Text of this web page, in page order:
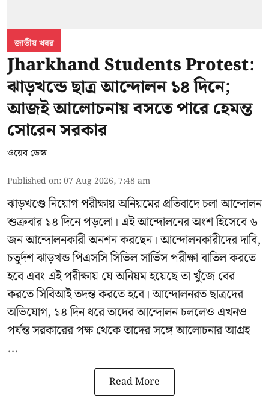
জাতীয় খবর
Jharkhand Students Protest:
ঝাড়খন্ডে ছাত্র আন্দোলন ১৪ দিনে;
আজই আলোচনায় বসতে পারে হেমন্ত
সোরেন সরকার
ওয়েব ডেস্ক
Published on:07 Aug 2026, 7:48 am
ঝাড়খণ্ডে নিয়োগ পরীক্ষায় অনিয়মের প্রতিবাদে চলা আন্দোলন
শুক্রবার ১৪ দিনে পড়লো। এই আন্দোলনের অংশ হিসেবে ৬
জন আন্দোলনকারী অনশন করছেন। আন্দোলনকারীদের দাবি,
চতুর্দশ ঝাড়খন্ড পিএসসি সিভিল সার্ভিস পরীক্ষা বাতিল করতে
হবে এবং এই পরীক্ষায় যে অনিয়ম হয়েছে তা খুঁজে বের
করতে সিবিআই তদন্ত করতে হবে। আন্দোলনরত ছাত্রদের
অভিযোগ, ১৪ দিন ধরে তাদের আন্দোলন চললেও এখনও
পর্যন্ত সরকারের পক্ষ থেকে তাদের সঙ্গে আলোচনার আগ্রহ
...
Read More